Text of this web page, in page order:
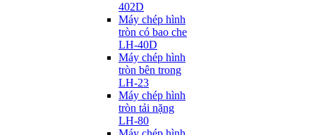
402D
Máy chép hình
tròn có bao che
LH-40D
Máy chép hình
tròn bên trong
LH-23
Máy chép hình
tròn tải nặng
LH-80